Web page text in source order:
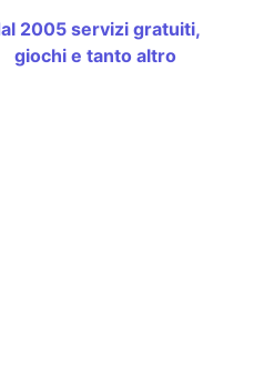
2005 servizi gratuiti,
giochi e tanto altro